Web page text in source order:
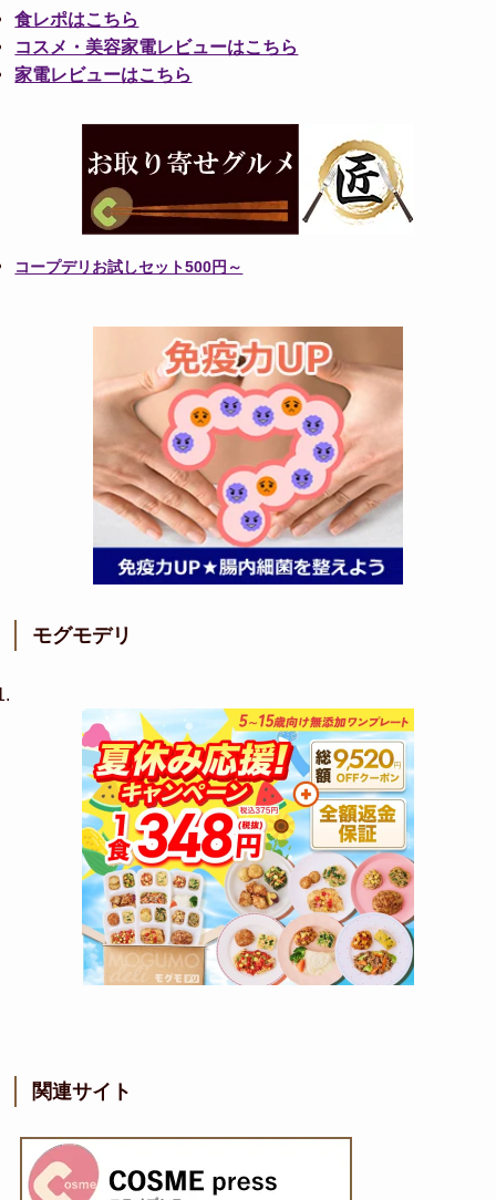
食レポはこちら
コスメ・美容家電レビューはこちら
家電レビューはこちら
コープデリお試しセット500円～
モグモデリ
関連サイト